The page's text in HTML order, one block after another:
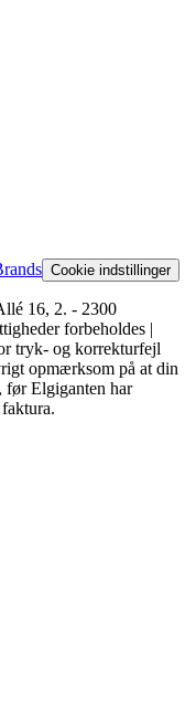
Cookie indstillinger
16, 2. - 2300
forbeholdes |
tryk- og korrekturfejl
opmærksom på at din
før Elgiganten har